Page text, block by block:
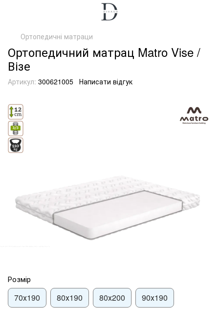
Ортопедичні матраци
Ортопедичний матрац Matro Vise /
Візе
Артикул: 300621005 Написати відгук
Розмір
70х190 80х190 80х200 90х190